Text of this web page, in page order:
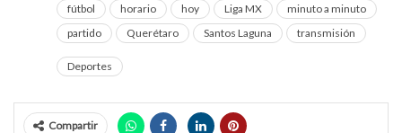
fútbol
horario hoy Liga MX
minuto a minuto
partido
Querétaro Santos Laguna transmisión
Deportes
Compartir